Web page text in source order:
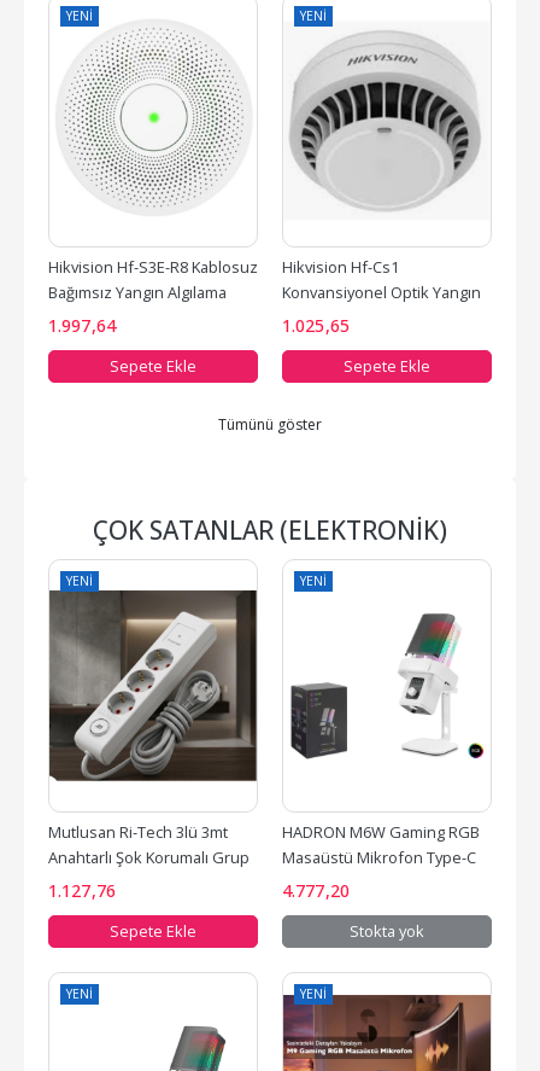
YENI
Hikvision Hf-S3E-R8 Kablosuz
Bağımsız Yangın Algılama
Duman Dedektörü...
1.997,64
Sepete Ekle
YENI
Hikvision Hf-Cs1
Konvansiyonel Optik Yangın
Algılama Duman Dedektörü...
1.025,65
Sepete Ekle
Tümünü göster
ÇOK SATANLAR (ELEKTRONIK)
YENI
Mutlusan Ri-Tech 3lü 3mt
Anahtarlı Şok Korumalı Grup
Priz (001 175...
1.127,76
Sepete Ekle
YENI
HADRON M6W Gaming RGB
Masaüstü Mikrofon Type-C
192kHz 24Bit Beyaz
4.777,20
Stokta yok
YENI YENI